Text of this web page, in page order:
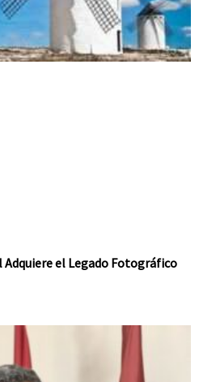
Adquiere el Legado Fotográfico